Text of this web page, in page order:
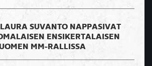
SUVANTO NAPPASIVAT
ENSIKERTALAISEN
MM-RALLISSA